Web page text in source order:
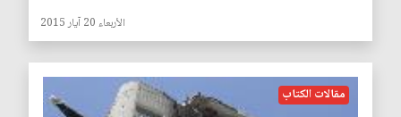
الأربعاء 20 آيار 2015
مقالات الكتاب